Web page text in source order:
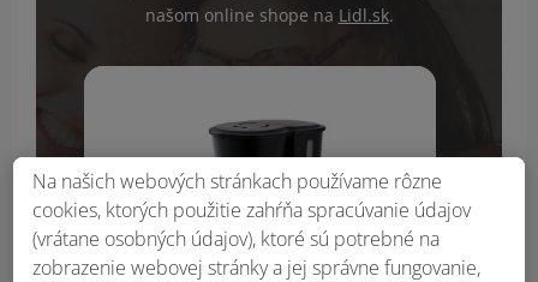
našom online shope na Lidl.sk.
Na našich webových stránkach používame rôzne
cookies, ktorých použitie zahŕňa spracúvanie údajov
(vrátane osobných údajov), ktoré sú potrebné na
zobrazenie webovej stránky a jej správne fungovanie,